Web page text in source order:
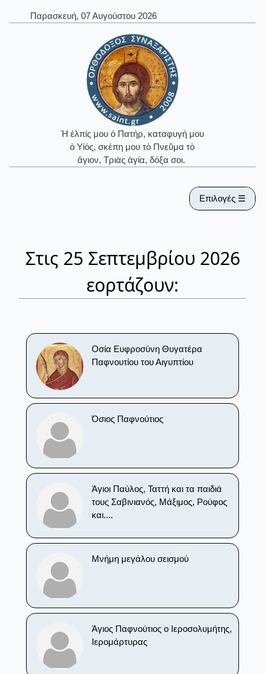
Παρασκευή, 07 Αυγούστου 2026
Ἡ ἐλπίς μου ὁ Πατήρ, καταφυγή μου
ὁ Υἱός, σκέπη μου τὸ Πνεῦμα τὸ
ἅγιον, Τριὰς ἁγία, δόξα σοι.
Επιλογές ☰
Στις 25 Σεπτεμβρίου 2026
εορτάζουν:
Οσία Ευφροσύνη Θυγατέρα
Παφνουτίου του Αιγυπτίου
Όσιος Παφνούτιος
Άγιοι Παύλος, Ταττή και τα παιδιά
τους Σαβινιανός, Μάξιμος, Ρούφος
και....
Μνήμη μεγάλου σεισμού
Άγιος Παφνούτιος ο Ιεροσολυμήτης,
Ιερομάρτυρας